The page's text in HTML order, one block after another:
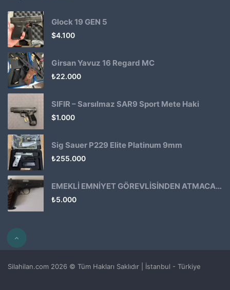
Glock 19 GEN 5
$4.100
Girsan Yavuz 16 Regard MC
₺22.000
SIFIR – Sarsılmaz SAR9 Sport Mete Haki
$1.000
Sig Sauer P229 Elite Platinum 9mm
₺255.000
EMEKLİ EMNİYET GÖREVLİSİNDEN ATMACA 53 KLASİK14
₺5.000
Silahilan.com 2026 © Tüm Hakları Saklıdır | İstanbul - Türkiye